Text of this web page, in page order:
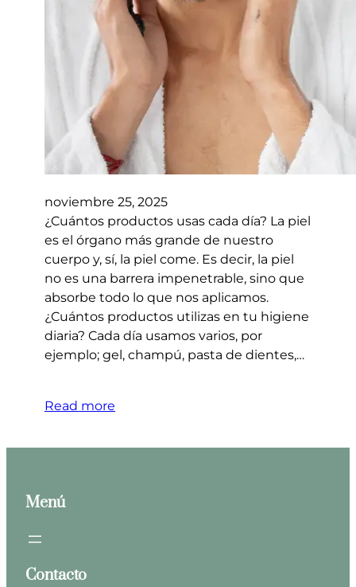
noviembre 25, 2025
¿Cuántos productos usas cada día? La piel
es el órgano más grande de nuestro
cuerpo y, sí, la piel come. Es decir, la piel
no es una barrera impenetrable, sino que
absorbe todo lo que nos aplicamos.
¿Cuántos productos utilizas en tu higiene
diaria? Cada día usamos varios, por
ejemplo; gel, champú, pasta de dientes,…
Read more
Menú
Contacto